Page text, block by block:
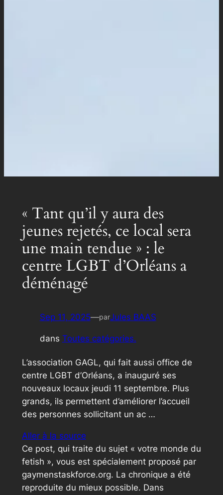
« Tant qu’il y aura des
jeunes rejetés, ce local sera
une main tendue » : le
centre LGBT d’Orléans a
déménagé
Sep 11, 2025—parJules BAAS
dans Toutes catégories.
L’association GAGL, qui fait aussi office de
centre LGBT d’Orléans, a inauguré ses
nouveaux locaux jeudi 11 septembre. Plus
grands, ils permettent d’améliorer l’accueil
des personnes sollicitant un ac …
Aller à la source
Ce post, qui traite du sujet « votre monde du
fetish », vous est spécialement proposé par
gaymenstaskforce.org. La chronique a été
reproduite du mieux possible. Dans